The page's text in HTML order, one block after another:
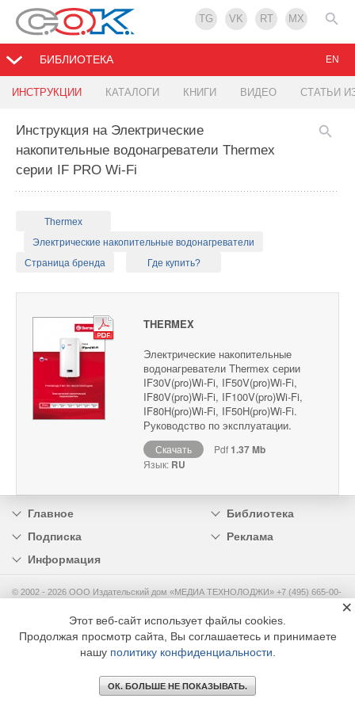
TG VK RT MX
БИБЛИОТЕКА
ИНСТРУКЦИИ КАТАЛОГИ КНИГИ ВИДЕО СТАТЬИ
EN
Инструкция на Электрические
накопительные водонагреватели Thermex
серии IF PRO Wi-Fi
Thermex
Электрические накопительные водонагреватели
Страница бренда
Где купить?
THERMEX
Электрические накопительные
водонагреватели Thermex серии
IF30V(pro)Wi-Fi, IF50V(pro)Wi-Fi,
IF80V(pro)Wi-Fi, IF100V(pro)Wi-Fi,
IF80H(pro)Wi-Fi, IF50H(pro)Wi-Fi.
Руководство по эксплуатации.
Скачать Pdf1.37 Mb
Язык: RU
Главное
Библиотека
Подписка
Реклама
Информация
© 2002 - 2026 OOO Издательский дом «МЕДИА ТЕХНОЛОДЖИ» +7 (495) 665-00-
Этот веб-сайт использует файлы cookies.
Продолжая просмотр сайта, Вы соглашаетесь и принимаете
нашу политику конфиденциальности
ОК. БОЛЬШЕ НЕ ПОКАЗЫВАТЬ.
×